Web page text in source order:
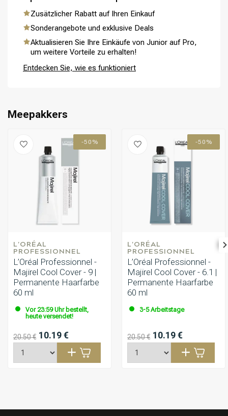
Umformung CombiDeals
Zusätzlicher Rabatt auf Ihren Einkauf
Sonderangebote und exklusive Deals
Aktualisieren Sie Ihre Einkäufe von Junior auf Pro,
um weitere Vorteile zu erhalten!
Entdecken Sie, wie es funktioniert
Meepakkers
-50%
L'ORÉAL
PROFESSIONNEL
L’Oréal Professionnel -
Majirel Cool Cover - 9 |
Permanente Haarfarbe
60 ml
Vor 23:59 Uhr bestellt,
heute versendet!
20.50 € 10.19 €
-50%
L'ORÉAL
PROFESSIONNEL
L’Oréal Professionnel -
Majirel Cool Cover - 6.1 |
Permanente Haarfarbe
60 ml
3-5 Arbeitstage
20.50 € 10.19 €